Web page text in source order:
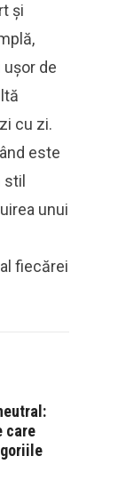
și
de
cu zi.
este
unui
fiecărei
care